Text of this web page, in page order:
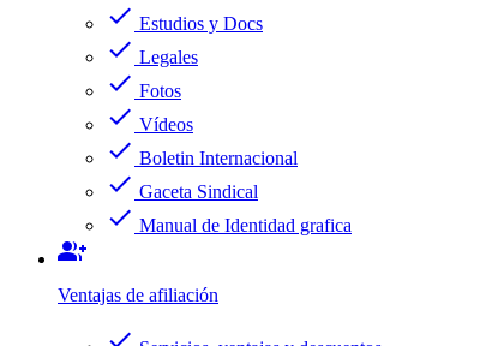
check Estudios y Docs
check Legales
check Fotos
check Vídeos
check Boletin Internacional
check Gaceta Sindical
check Manual de Identidad grafica
group_add
Ventajas de afiliación
check